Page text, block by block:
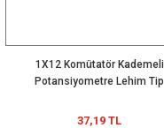
1X12 Komütatör Kademeli
Potansiyometre Lehim Tip
37,19 TL